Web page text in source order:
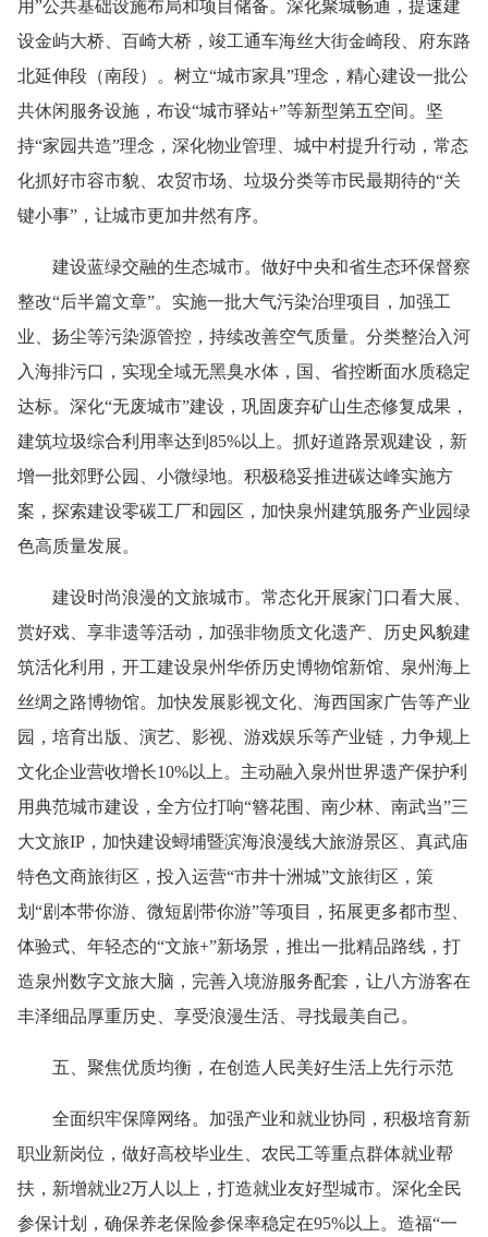
用”公共基础设施布局和项目储备。深化聚城畅通，提速建
设金屿大桥、百崎大桥，竣工通车海丝大街金崎段、府东路
北延伸段（南段）。树立“城市家具”理念，精心建设一批公
共休闲服务设施，布设“城市驿站+”等新型第五空间。坚
持“家园共造”理念，深化物业管理、城中村提升行动，常态
化抓好市容市貌、农贸市场、垃圾分类等市民最期待的“关
键小事”，让城市更加井然有序。
建设蓝绿交融的生态城市。做好中央和省生态环保督察
整改“后半篇文章”。实施一批大气污染治理项目，加强工
业、扬尘等污染源管控，持续改善空气质量。分类整治入河
入海排污口，实现全域无黑臭水体，国、省控断面水质稳定
达标。深化“无废城市”建设，巩固废弃矿山生态修复成果，
建筑垃圾综合利用率达到85%以上。抓好道路景观建设，新
增一批郊野公园、小微绿地。积极稳妥推进碳达峰实施方
案，探索建设零碳工厂和园区，加快泉州建筑服务产业园绿
色高质量发展。
建设时尚浪漫的文旅城市。常态化开展家门口看大展、
赏好戏、享非遗等活动，加强非物质文化遗产、历史风貌建
筑活化利用，开工建设泉州华侨历史博物馆新馆、泉州海上
丝绸之路博物馆。加快发展影视文化、海西国家广告等产业
园，培育出版、演艺、影视、游戏娱乐等产业链，力争规上
文化企业营收增长10%以上。主动融入泉州世界遗产保护利
用典范城市建设，全方位打响“簪花围、南少林、南武当”三
大文旅IP，加快建设蟳埔暨滨海浪漫线大旅游景区、真武庙
特色文商旅街区，投入运营“市井十洲城”文旅街区，策
划“剧本带你游、微短剧带你游”等项目，拓展更多都市型、
体验式、年轻态的“文旅+”新场景，推出一批精品路线，打
造泉州数字文旅大脑，完善入境游服务配套，让八方游客在
丰泽细品厚重历史、享受浪漫生活、寻找最美自己。
五、聚焦优质均衡，在创造人民美好生活上先行示范
全面织牢保障网络。加强产业和就业协同，积极培育新
职业新岗位，做好高校毕业生、农民工等重点群体就业帮
扶，新增就业2万人以上，打造就业友好型城市。深化全民
参保计划，确保养老保险参保率稳定在95%以上。造福“一